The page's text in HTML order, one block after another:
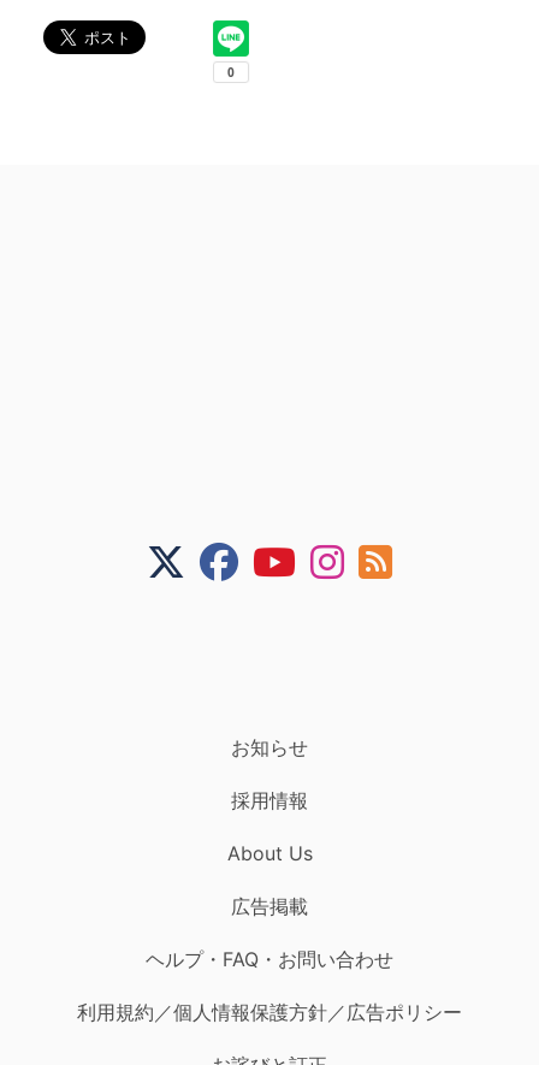
お知らせ
採用情報
About Us
広告掲載
ヘルプ・FAQ・お問い合わせ
利用規約／個人情報保護方針／広告ポリシー